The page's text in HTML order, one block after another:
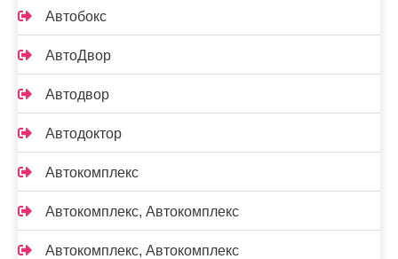
Автобокс
АвтоДвор
Автодвор
Автодоктор
Автокомплекс
Автокомплекс, Автокомплекс
Автокомплекс, Автокомплекс